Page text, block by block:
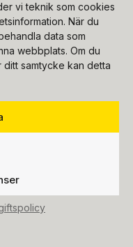
vi teknik som cookies
När du
data som
webbplats. Om du
samtycke kan detta